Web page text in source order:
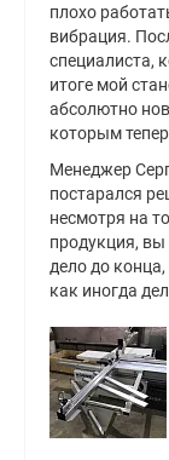
плохо
вибрация.
специалиста,
итоге мой
абсолютно
которым
Менеджер
постарался
несмотря на
продукция, вы
дело до конца,
как иногда